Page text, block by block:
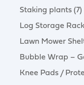
Staking plants (7)
Log Storage
Lawn Mower
Bubble Wrap –
Knee Pads /